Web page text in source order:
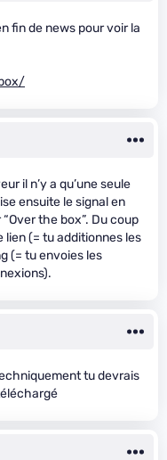
fin de news pour voir la
il n’y a qu’une seule
ensuite le signal en
the box”. Du coup
lien (= tu additionnes les
(= tu envoies les
tu devrais